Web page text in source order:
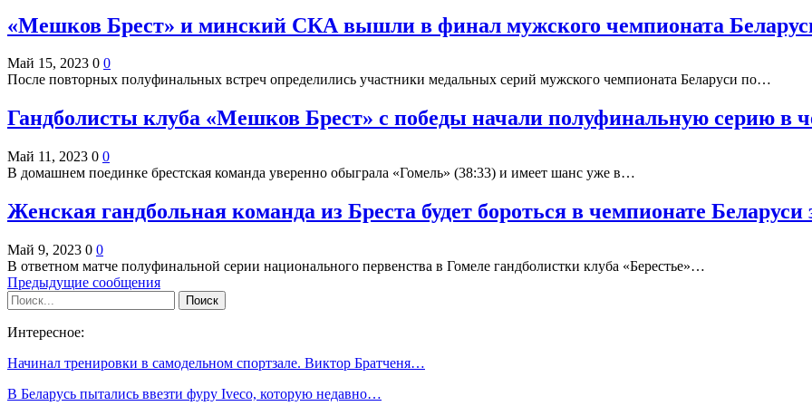
«Мешков Брест» и минский СКА вышли в финал мужского чемпионата
Май 15, 2023 0 0
После повторных полуфинальных встреч определились участники медальных серий мужского чемпионата Беларуси по…
Гандболисты клуба «Мешков Брест» с победы начали полуфинальную серию в
Май 11, 2023 0 0
В домашнем поединке брестская команда уверенно обыграла «Гомель» (38:33) и имеет шанс уже в…
Женская гандбольная команда из Бреста будет бороться в чемпионате
Май 9, 2023 0 0
В ответном матче полуфинальной серии национального первенства в Гомеле гандболистки клуба «Берестье»…
Предыдущие сообщения
Интересное:
Начинал тренировки в самодельном спортзале. Виктор Братченя…
В Беларусь пытались ввезти фуру Iveco, которую недавно…